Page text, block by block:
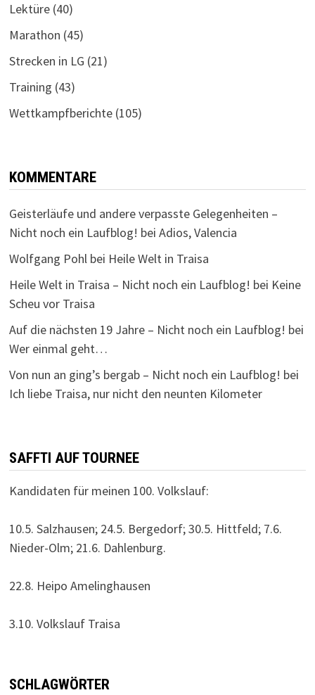
Lektüre(40)
Marathon (45)
Strecken in LG (21)
Training (43)
Wettkampfberichte(105)
KOMMENTARE
Geisterläufe und andere verpasste Gelegenheiten –
Nicht noch ein Laufblog! bei Adios, Valencia
Wolfgang Pohlbei Heile Welt in Traisa
Heile Welt in Traisa – Nicht noch ein Laufblog! bei Keine
Scheu vor Traisa
Auf die nächsten 19 Jahre – Nicht noch ein Laufblog! bei
Wer einmal geht…
Von nun an ging’s bergab – Nicht noch ein Laufblog! bei
Ich liebe Traisa, nur nicht den neunten Kilometer
SAFFTI AUF TOURNEE
Kandidaten für meinen 100. Volkslauf:
10.5. Salzhausen; 24.5. Bergedorf; 30.5. Hittfeld; 7.6.
Nieder-Olm; 21.6. Dahlenburg.
22.8. Heipo Amelinghausen
3.10. Volkslauf Traisa
SCHLAGWÖRTER